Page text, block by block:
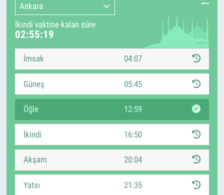
Ankara
İkindi vaktine kalan süre
02:55:18
İmsak 04:07
Güneş 05:45
Öğle 12:59
İkindi 16:50
Akşam 20:04
Yatsı 21:35